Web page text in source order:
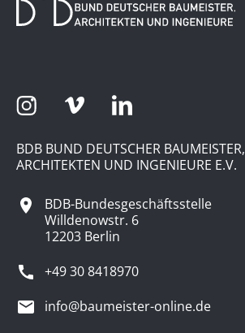
BDB BUND DEUTSCHER BAUMEISTER,
ARCHITEKTEN UND INGENIEURE E.V.
BDB-Bundesgeschäftsstelle
Willdenowstr. 6
12203 Berlin
+49 30 8418970
info@baumeister-online.de